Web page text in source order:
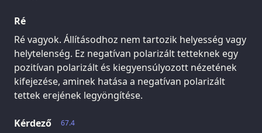
Ré
Ré vagyok. Állításodhoz nem tartozik helyesség vagy
helytelenség. Ez negatívan polarizált tetteknek egy
pozitívan polarizált és kiegyensúlyozott nézetének
kifejezése, aminek hatása a negatívan polarizált
tettek erejének legyöngítése.
67.4
Kérdező